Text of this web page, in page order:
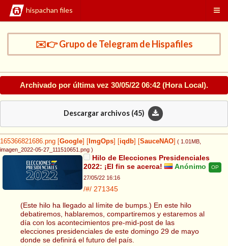
hispachan files
✉️👉 Grupo de Telegram de Hispafiles
Archivado por última vez 30/05/22 06:42 (Hora Local).
Descargar archivos (45)
165366821686.png Google ImgOps iqdb SauceNAO ( 1.01MB
imagen_2022-05-27_111510651.png )
Hilo de Elecciones Presidenciales
2022: ¡El fin se acerca!
Anónimo OP
27/05/22 16:16
/#/ 271345
(Este hilo ha llegado al límite de bumps.) En este hilo
debatiremos, hablaremos, compartiremos y estaremos al
día con los acontecimientos pre-mid-post de las
elecciones presidenciales de este domingo 29 de mayo
donde se definirá el futuro del país.